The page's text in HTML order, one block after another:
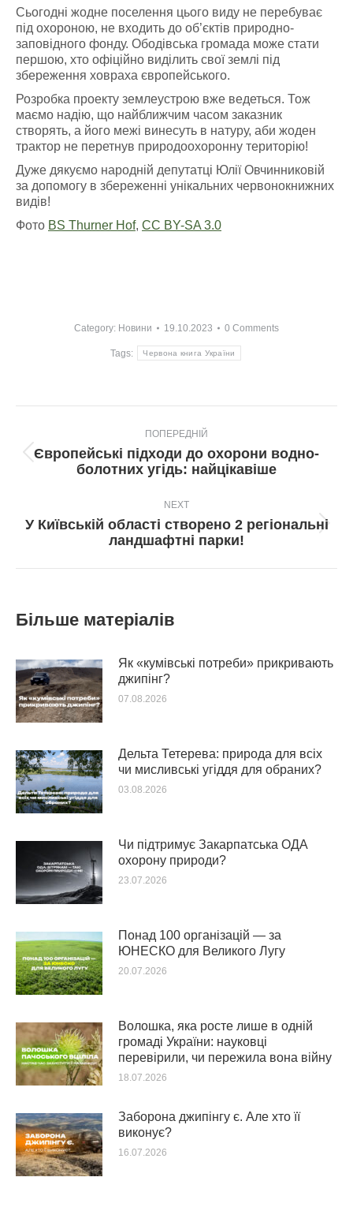
Сьогодні жодне поселення цього виду не перебуває
під охороною, не входить до об’єктів природно-
заповідного фонду. Ободівська громада може стати
першою, хто офіційно виділить свої землі під
збереження ховраха європейського.
Розробка проекту землеустрою вже ведеться. Тож
маємо надію, що найближчим часом заказник
створять, а його межі винесуть в натуру, аби жоден
трактор не перетнув природоохоронну територію!
Дуже дякуємо народній депутатці Юлії Овчинниковій
за допомогу в збереженні унікальних червонокнижних
видів!
Фото BS Thurner Hof, CC BY-SA 3.0
Category: Новини 19.10.2023 0 Comments
Tags: Червона книга України
navigation
ПОПЕРЕДНІЙ
Попередній
пост:
Європейські підходи до охорони водно-
болотних угідь: найцікавіше
NEXT
Next
post:
У Київській області створено 2 регіональні
ландшафтні парки!
Більше матеріалів
Як «кумівські потреби» прикривають
джипінг?
07.08.2026
Дельта Тетерева: природа для всіх
чи мисливські угіддя для обраних?
03.08.2026
Чи підтримує Закарпатська ОДА
охорону природи?
23.07.2026
Понад 100 організацій — за
ЮНЕСКО для Великого Лугу
20.07.2026
Волошка, яка росте лише в одній
громаді України: науковці
перевірили, чи пережила вона війну
18.07.2026
Заборона джипінгу є. Але хто її
виконує?
16.07.2026